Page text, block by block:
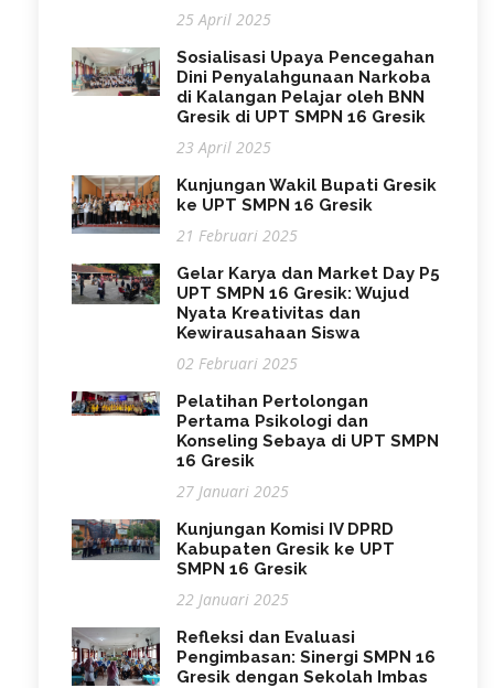
25 April 2025
Sosialisasi Upaya Pencegahan
Dini Penyalahgunaan Narkoba
di Kalangan Pelajar oleh BNN
Gresik di UPT SMPN 16 Gresik
23 April 2025
Kunjungan Wakil Bupati Gresik
ke UPT SMPN 16 Gresik
21 Februari 2025
Gelar Karya dan Market Day P5
UPT SMPN 16 Gresik: Wujud
Nyata Kreativitas dan
Kewirausahaan Siswa
02 Februari 2025
Pelatihan Pertolongan
Pertama Psikologi dan
Konseling Sebaya di UPT SMPN
16 Gresik
27 Januari 2025
Kunjungan Komisi IV DPRD
Kabupaten Gresik ke UPT
SMPN 16 Gresik
22 Januari 2025
Refleksi dan Evaluasi
Pengimbasan: Sinergi SMPN 16
Gresik dengan Sekolah Imbas